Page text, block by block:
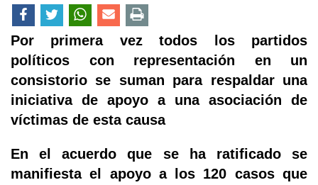
Por primera vez todos los partidos
políticos con representación en un
consistorio se suman para respaldar una
iniciativa de apoyo a una asociación de
víctimas de esta causa
En el acuerdo que se ha ratificado se
manifiesta el apoyo a los 120 casos que